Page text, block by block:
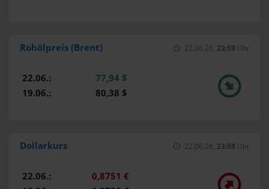
Rohölpreis (Brent) 22.06.26, 23:59 Uhr
22.06.:
77,94 $
19.06.:
80,38 $
Dollarkurs 22.06.26, 23:59 Uhr
22.06.:
0,8751 €